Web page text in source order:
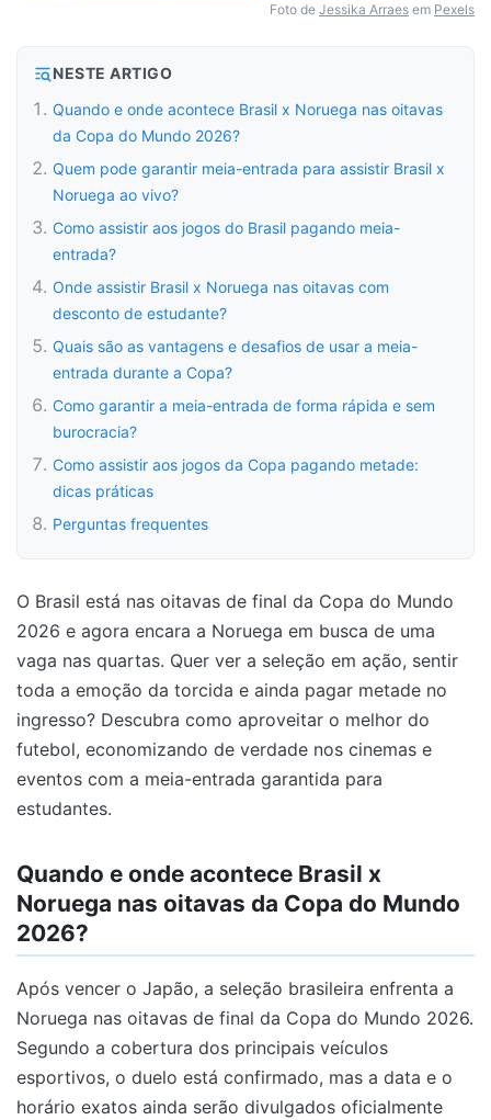
Foto de Jessika Arraes em Pexels
NESTE ARTIGO
Quando e onde acontece Brasil x Noruega nas oitavas
da Copa do Mundo 2026?
Quem pode garantir meia-entrada para assistir Brasil x
Noruega ao vivo?
Como assistir aos jogos do Brasil pagando meia-
entrada?
Onde assistir Brasil x Noruega nas oitavas com
desconto de estudante?
Quais são as vantagens e desafios de usar a meia-
entrada durante a Copa?
Como garantir a meia-entrada de forma rápida e sem
burocracia?
Como assistir aos jogos da Copa pagando metade:
dicas práticas
Perguntas frequentes
O Brasil está nas oitavas de final da Copa do Mundo
2026 e agora encara a Noruega em busca de uma
vaga nas quartas. Quer ver a seleção em ação, sentir
toda a emoção da torcida e ainda pagar metade no
ingresso? Descubra como aproveitar o melhor do
futebol, economizando de verdade nos cinemas e
eventos com a meia-entrada garantida para
estudantes.
Quando e onde acontece Brasil x
Noruega nas oitavas da Copa do Mundo
2026?
Após vencer o Japão, a seleção brasileira enfrenta a
Noruega nas oitavas de final da Copa do Mundo 2026.
Segundo a cobertura dos principais veículos
esportivos, o duelo está confirmado, mas a data e o
horário exatos ainda serão divulgados oficialmente